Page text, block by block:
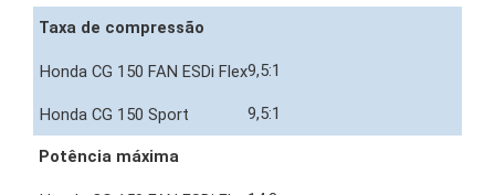
Taxa de compressão
9,5:1
9,5:1
Potência máxima